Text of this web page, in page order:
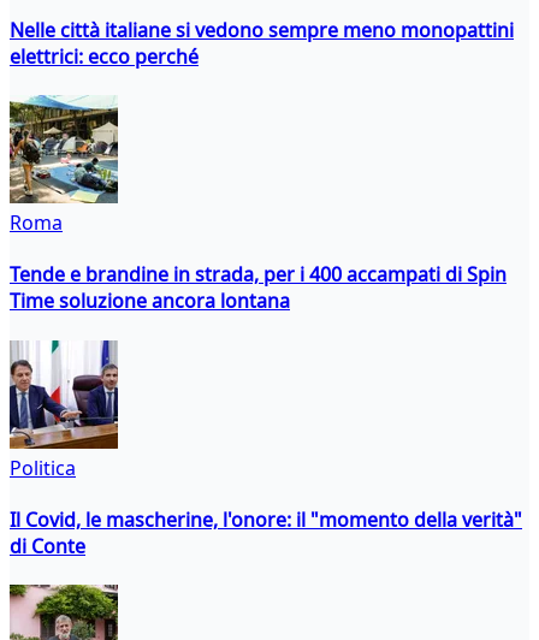
Nelle città italiane si vedono sempre meno monopattini
elettrici: ecco perché
Roma
Tende e brandine in strada, per i 400 accampati di Spin
Time soluzione ancora lontana
Politica
Il Covid, le mascherine, l'onore: il "momento della verità"
di Conte